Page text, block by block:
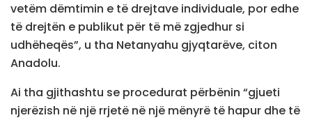
vetëm dëmtimin e të drejtave individuale, por edhe
të drejtën e publikut për të më zgjedhur si
udhëheqës”, u tha Netanyahu gjyqtarëve, citon
Anadolu.
Ai tha gjithashtu se procedurat përbënin “gjueti
njerëzish në një rrjetë në një mënyrë të hapur dhe të